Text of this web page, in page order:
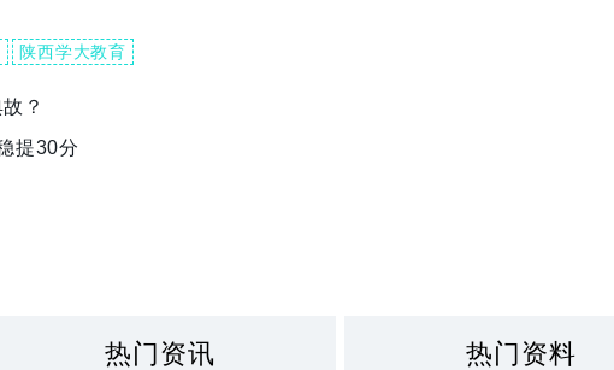
陕西学大教育
？
提30分
热门资讯 热门资料